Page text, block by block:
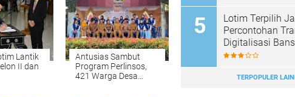
Lantik
II dan
Antusias Sambut
Program Perlinsos,
421 Warga Desa
Lotim Terpilih
Percontohan
Digitalisasi
TERPOPULER